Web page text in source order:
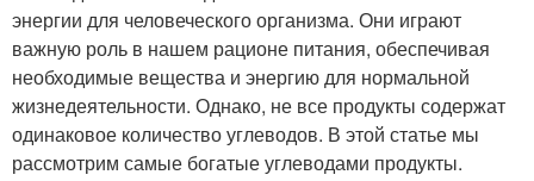
энергии для человеческого организма. Они играют
важную роль в нашем рационе питания, обеспечивая
необходимые вещества и энергию для нормальной
жизнедеятельности. Однако, не все продукты содержат
одинаковое количество углеводов. В этой статье мы
рассмотрим самые богатые углеводами продукты.